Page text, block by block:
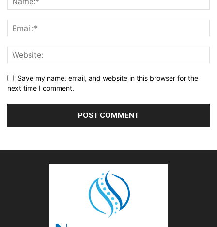
Save my name, email, and website in this browser for the
next time I comment.